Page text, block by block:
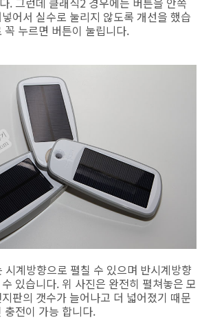
어서 실수로 눌리지 않도록 개선을 했습
꼭 누르면 버튼이 눌립니다.
시계방향으로 펼칠 수 있으며 반시계방향
있습니다. 위 사진은 완전히 펼쳐놓은 모
판의 갯수가 늘어나고 더 넓어졌기 때문
충전이 가능 합니다.